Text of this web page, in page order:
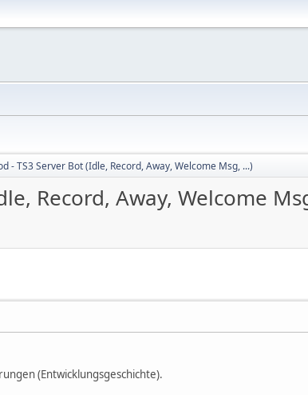
- TS3 Server Bot (Idle, Record, Away, Welcome Msg, ...)
Record, Away, Welcome
(Entwicklungsgeschichte).